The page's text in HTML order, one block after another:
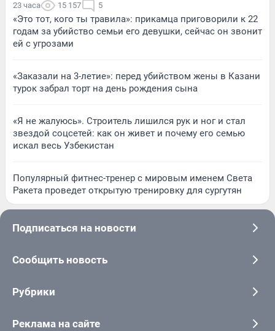
23 часа 15 157 5
«Это тот, кого ты травила»: прикамца приговорили к 22
годам за убийство семьи его девушки, сейчас он звонит
ей с угрозами
«Заказали на 3-летие»: перед убийством жены в Казани
турок забрал торт на день рождения сына
«Я не жалуюсь». Строитель лишился рук и ног и стал
звездой соцсетей: как он живет и почему его семью
искал весь Узбекистан
Популярный фитнес-тренер с мировым именем Света
Ракета проведет открытую тренировку для сургутян
Подписаться на новости
Сообщить новость
Рубрики
Реклама на сайте